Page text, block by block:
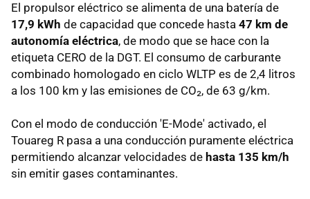
El propulsor eléctrico se alimenta de una batería de
17,9 kWh de capacidad que concede hasta 47 km de
autonomía eléctrica, de modo que se hace con la
etiqueta CERO de la DGT. El consumo de carburante
combinado homologado en ciclo WLTP es de 2,4 litros
a los 100 km y las emisiones de CO₂, de 63 g/km.
Con el modo de conducción 'E-Mode' activado, el
Touareg R pasa a una conducción puramente eléctrica
permitiendo alcanzar velocidades de hasta 135 km/h
sin emitir gases contaminantes.